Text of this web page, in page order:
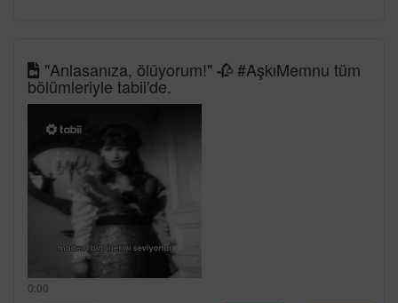
"Anlasanıza, ölüyorum!" 🥀 #AşkıMemnu tüm
bölümleriyle tabii'de.
0:00